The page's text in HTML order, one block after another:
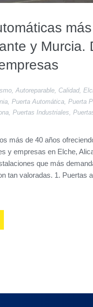
y Murcia.
,Autoreparable, Calidad,
Puerta Automática Puerta
Puertas Industriales
más de 40 años
y empresas en Elche,
que más
tan valoradas. 1. Puertas